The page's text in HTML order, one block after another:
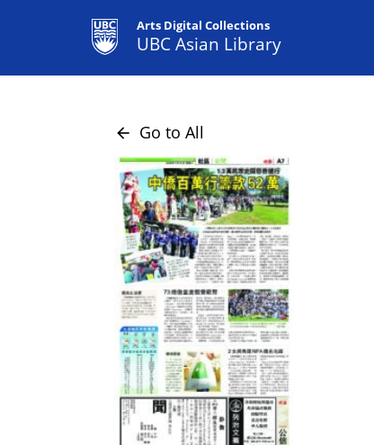
Arts Digital Collections
UBC Asian Library
arrow_back Go to All